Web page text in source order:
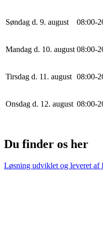
Søndag d. 9. august 08:00-
Mandag d. 10. august 08:00-
Tirsdag d. 11. august 08:00-
Onsdag d. 12. august 08:00-
Du finder os her
Løsning udviklet og leveret af